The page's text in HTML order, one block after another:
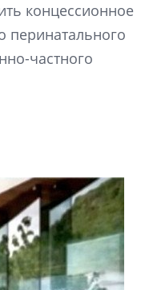
концессионное
перинатального
частного